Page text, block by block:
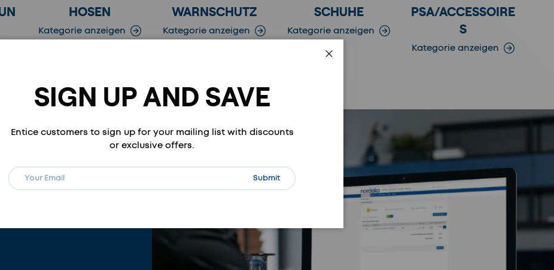
HOSEN
Kategorie anzeigen
WARNSCHUTZ
Kategorie anzeigen
SCHUHE
Kategorie anzeigen
PSA/ACCESSOIRE
S
Kategorie anzeigen
SIGN UP AND SAVE
Entice customers to sign up for your mailing list with discounts
or exclusive offers.
E-Mail
Abonnieren
Submit